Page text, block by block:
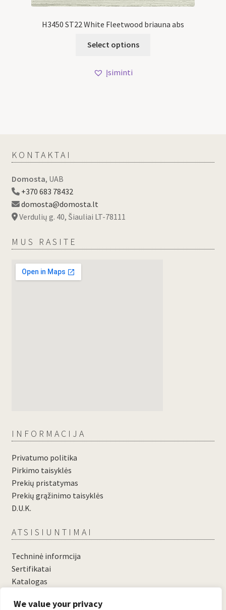
We value your privacy
H3450 ST22 White Fleetwood briauna abs
Select options
Įsiminti
KONTAKTAI
Domosta, UAB
+370 683 78432
domosta@domosta.lt
Verdulių g. 40, Šiauliai LT-78111
MUS RASITE
INFORMACIJA
Privatumo politika
Pirkimo taisyklės
Prekių pristatymas
Prekių grąžinimo taisyklės
D.U.K.
ATSISIUNTIMAI
Techninė informcija
Sertifikatai
Katalogas
....